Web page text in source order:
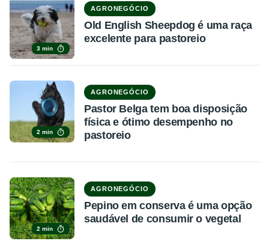
3 min
AGRONEGÓCIO
Old English Sheepdog é uma raça
excelente para pastoreio
2 min
AGRONEGÓCIO
Pastor Belga tem boa disposição
física e ótimo desempenho no
pastoreio
2 min
AGRONEGÓCIO
Pepino em conserva é uma opção
saudável de consumir o vegetal